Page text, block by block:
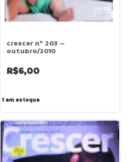
crescer nº 203 –
outubro/2010
R$6,00
1 em estoque